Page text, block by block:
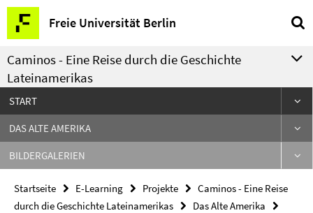
Springe
direkt
zu
Inhalt
Freie Universität Berlin
Service-
Navigation
Caminos - Eine Reise durch die Geschichte
Lateinamerikas
START
DAS ALTE AMERIKA
BILDERGALERIEN
Startseite E-Learning Projekte
Caminos - Eine Reise
durch die Geschichte Lateinamerikas
Das Alte Amerika